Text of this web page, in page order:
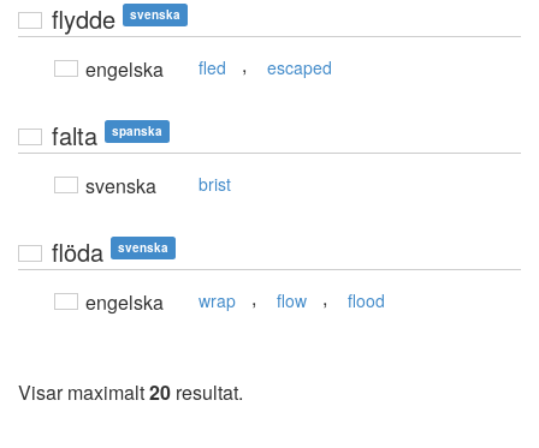
flydde svenska
engelska fled , escaped
falta spanska
svenska brist
flöda svenska
engelska wrap , flow , flood
Visar maximalt20 resultat.